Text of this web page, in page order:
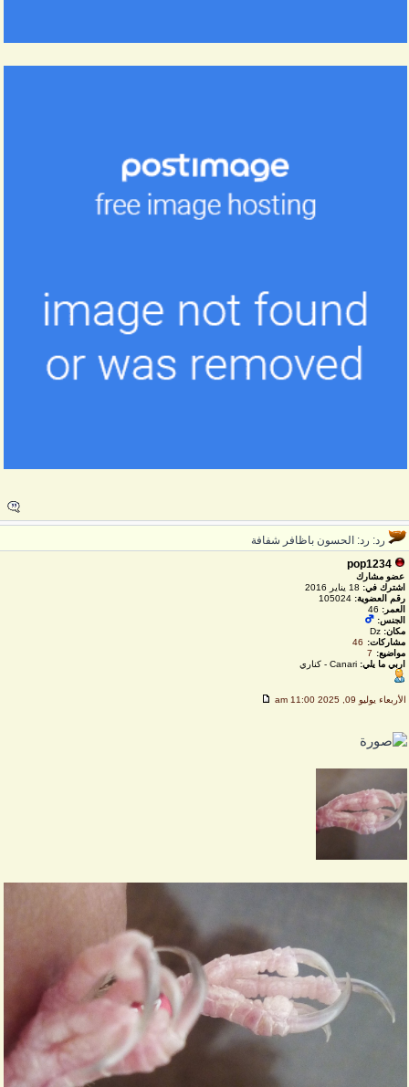
رد: رد: الحسون باظافر شفافة
pop1234
عضو مشارك
اشترك في:18 يناير 2016
رقم العضوية:105024
العمر: 46
الجنس:
مكان:Dz
مشاركات:
46
مواضيع:
7
اربي ما يلي:Canari - كناري
الأربعاء يوليو 09, 2025 11:00 am